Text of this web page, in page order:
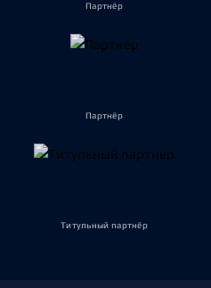
Партнёр
Партнёр
Титульный партнёр